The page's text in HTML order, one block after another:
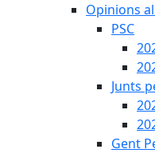
Opinions
PSC
Junts
Gent